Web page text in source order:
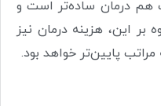
هم درمان ساده‌تر است و
این، هزینه درمان نیز
پایین‌تر خواهد بود.